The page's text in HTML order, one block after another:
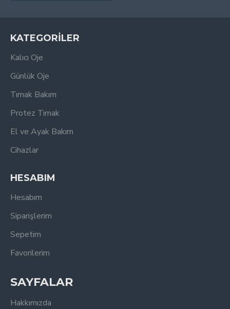
KATEGORİLER
Kalıcı Oje
Günlük Oje
Tırnak Bakım
Protez Tırnak
El ve Ayak Bakım
Cihazlar
HESABIM
Hesabım
Siparişlerim
Sepetim
Favorilerim
SAYFALAR
Hakkımızda